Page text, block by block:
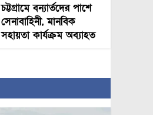
চট্টগ্রামে বন্যার্তদের পাশে
সেনাবাহিনী, মানবিক
সহায়তা কার্যক্রম অব্যাহত